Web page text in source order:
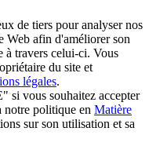
de tiers pour analyser nos
Web afin d'améliorer son
à travers celui-ci. Vous
du site et
légales.
vous souhaitez accepter
notre politique en Matière
sur son utilisation et sa